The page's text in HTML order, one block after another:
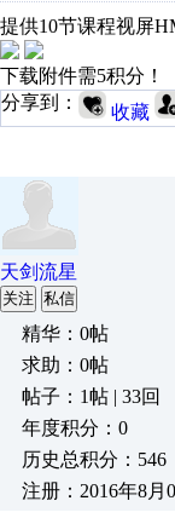
提供10节课程视屏
下载附件需5积分！
分享到：
收藏
天剑流星
关注 私信
精华：0帖
求助：0帖
帖子：1帖 | 33回
年度积分：0
历史总积分：546
注册：2016年8月